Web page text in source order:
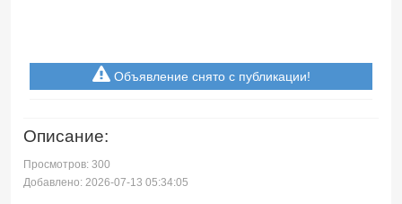
Объявление снято с публикации!
Описание:
Просмотров: 300
Добавлено: 2026-07-13 05:34:05